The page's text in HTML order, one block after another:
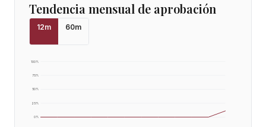
Tendencia mensual de aprobación
12m 60m
0%
25%
50%
75%
100%